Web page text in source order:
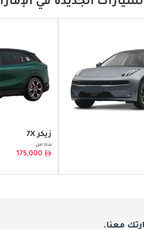
أصبحت شركة زكر الشركة الرائدة في
الأسس التاريخية والنمو
الوضع الحالي في سوق الإمارات
زيكر 7X
بدءا من
175,000
معنا.